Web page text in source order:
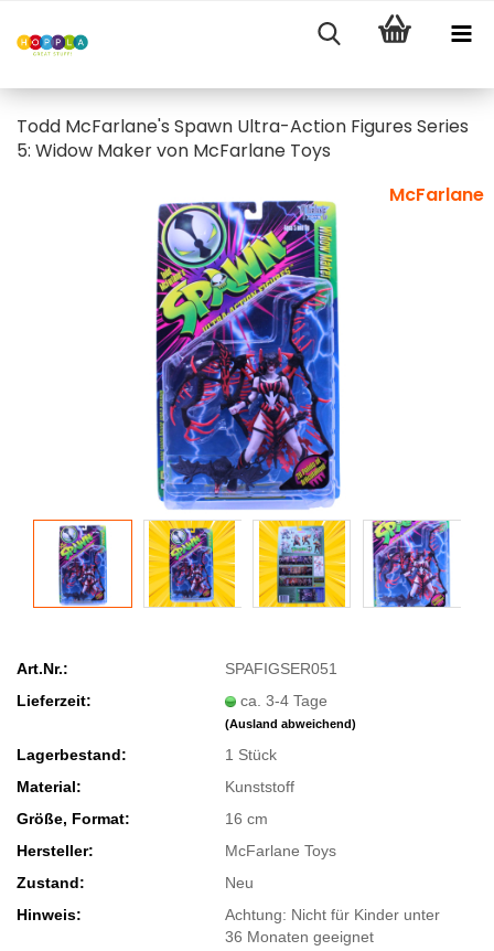
Todd McFarlane's Spawn Ultra-Action Figures Series
5: Widow Maker von McFarlane Toys
McFarlane
Art.Nr.:
SPAFIGSER051
Lieferzeit:
ca. 3-4 Tage
(Ausland abweichend)
Lagerbestand: 1 Stück
Material:
Kunststoff
Größe, Format:
16 cm
Hersteller:
McFarlane Toys
Zustand:
Neu
Hinweis:
Achtung: Nicht für Kinder unter
36 Monaten geeignet